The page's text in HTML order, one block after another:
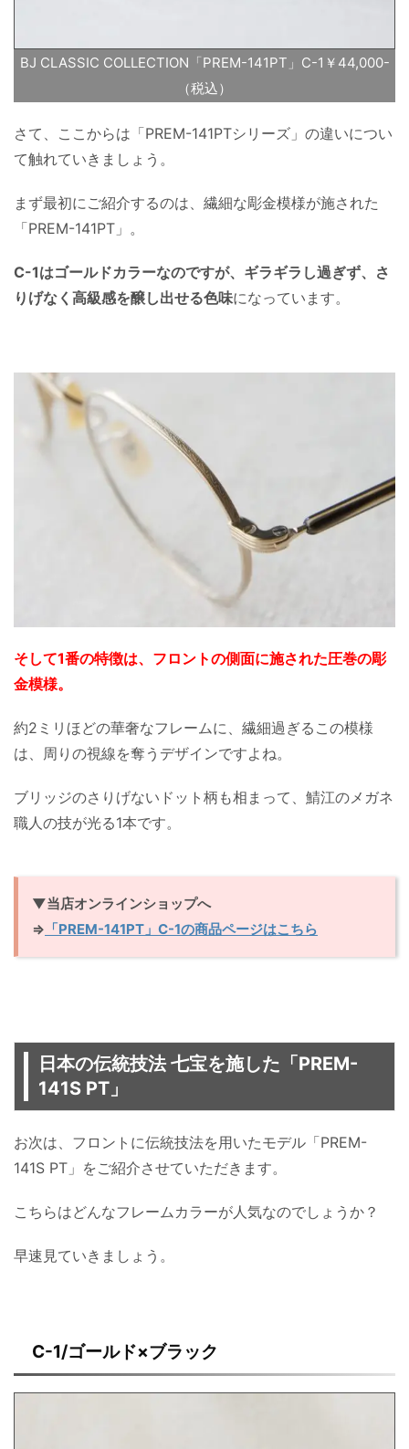
BJ CLASSIC COLLECTION「PREM-141PT」C-1￥44,000-
（税込）
さて、ここからは「PREM-141PTシリーズ」の違いについ
て触れていきましょう。
まず最初にご紹介するのは、繊細な彫金模様が施された
「PREM-141PT」。
C-1はゴールドカラーなのですが、ギラギラし過ぎず、さ
りげなく高級感を醸し出せる色味になっています。
そして1番の特徴は、フロントの側面に施された圧巻の彫
金模様。
約2ミリほどの華奢なフレームに、繊細過ぎるこの模様
は、周りの視線を奪うデザインですよね。
ブリッジのさりげないドット柄も相まって、鯖江のメガネ
職人の技が光る1本です。
▼当店オンラインショップへ
⇒ 「PREM-141PT」C-1の商品ページはこちら
日本の伝統技法 七宝を施した「PREM-
141S PT」
お次は、フロントに伝統技法を用いたモデル「PREM-
141S PT」をご紹介させていただきます。
こちらはどんなフレームカラーが人気なのでしょうか？
早速見ていきましょう。
C-1/ゴールド×ブラック